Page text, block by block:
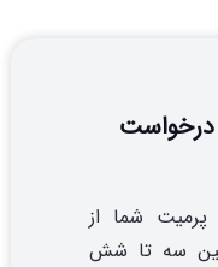
درخواست
شما از
بین سه تا شش